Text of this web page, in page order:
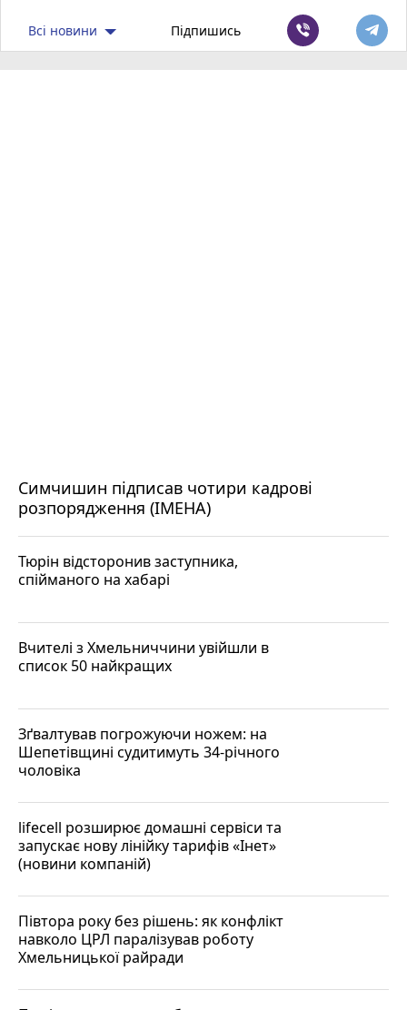
Всі новини Підпишись
Симчишин підписав чотири кадрові
розпорядження (ІМЕНА)
Тюрін відсторонив заступника,
спійманого на хабарі
Вчителі з Хмельниччини увійшли в
список 50 найкращих
Зґвалтував погрожуючи ножем: на
Шепетівщині судитимуть 34-річного
чоловіка
lifecell розширює домашні сервіси та
запускає нову лінійку тарифів «Інет»
(новини компаній)
Півтора року без рішень: як конфлікт
навколо ЦРЛ паралізував роботу
Хмельницької райради